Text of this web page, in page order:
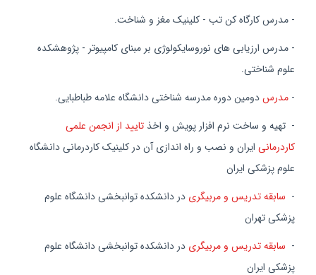
- مدرس کارگاه کن تب - کلینیک مغز و شناخت.
- مدرس ارزیابی های نوروسایکولوژی بر مبنای کامپیوتر - پژوهشکده
علوم شناختی.
- مدرسدومین دوره مدرسه شناختی دانشگاه علامه طباطبایی.
- تهیه و ساخت نرم افزار پویش و اخذ تایید از انجمن علمی
کاردرمانی ایران و نصب و راه اندازی آن در کلینیک کاردرمانی دانشگاه
علوم پزشکی ایران
- سابقه تدریس و مربیگری در دانشكده توانبخشی دانشگاه علوم
پزشكی تهران
- سابقه تدریس و مربیگری در دانشکده توانبخشی دانشگاه علوم
پزشکی ایران